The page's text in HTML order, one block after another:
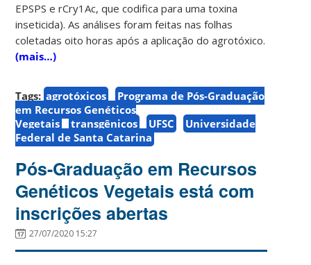
EPSPS e rCry1Ac, que codifica para uma toxina
inseticida). As análises foram feitas nas folhas
coletadas oito horas após a aplicação do agrotóxico.
(mais…)
Tags: agrotóxicos
Programa de Pós-Graduação
em Recursos Genéticos
Vegetais
transgênicos UFSC
Universidade
Federal de Santa Catarina
Pós-Graduação em Recursos
Genéticos Vegetais está com
inscrições abertas
27/07/2020 15:27